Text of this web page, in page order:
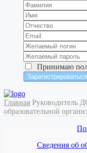
Принимаю
Главная Руководитель
образовательной
Сведения об